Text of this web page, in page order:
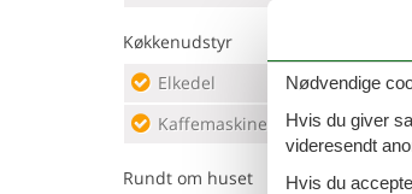
Køkkenudstyr
Elkedel
Kaffemaskine
Rundt om huset
Nødvendige
Hvis du giver
videresendt
Hvis du